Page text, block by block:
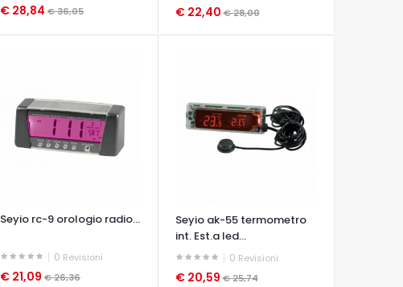
€ 28,84 € 36,05
€ 22,40€ 28,00
OCCHIATA VELOCE
Seyio rc-9 orologio radio...
0 Revisioni
€ 21,09 € 26,36
Seyio ak-55 termometro
int. Est.a led...
0 Revisioni
€ 20,59€ 25,74